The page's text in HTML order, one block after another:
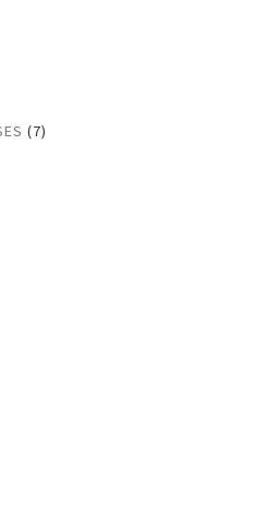
(7)